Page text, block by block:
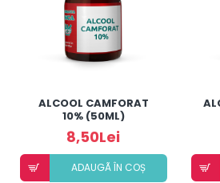
ALCOOL CAMFORAT
10% (50ML)
8,50Lei
ADAUGÃ ÎN COȘ